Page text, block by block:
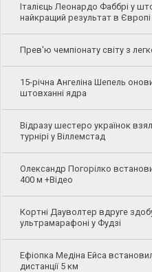
Італієць Леонардо Фаббрі у
найкращий результат в Європі
Прев'ю чемпіонату світу з
15-річна Ангеліна Шепель
штовханні ядра
Відразу шестеро українок
турнірі у Віллемстад
Олександр Погорілко
400 м +Відео
Кортні Дауволтер вдруге
ультрамарафоні у Фудзі
Ефіопка Медіна Ейса
дистанції 5 км